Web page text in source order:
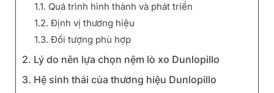
1.1. Quá trình hình thành và phát triển
1.2. Định vị thương hiệu
1.3. Đối tượng phù hợp
2. Lý do nên lựa chọn nệm lò xo Dunlopillo
3. Hệ sinh thái của thương hiệu Dunlopillo